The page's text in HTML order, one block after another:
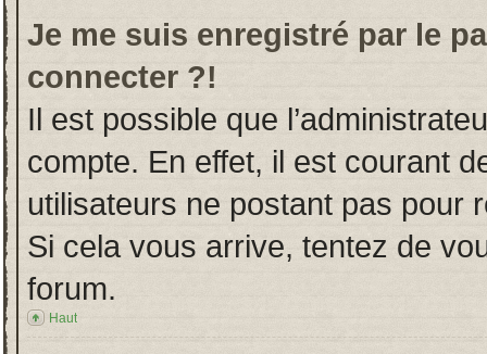
Je me suis enregistré par le
connecter ?!
Il est possible que
compte. En effet, il est courant
utilisateurs ne postant pas pour
Si cela vous arrive, tentez de
forum.
Haut